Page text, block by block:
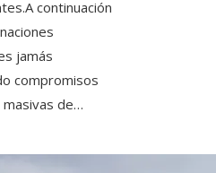
continuación
jamás
compromisos
de…